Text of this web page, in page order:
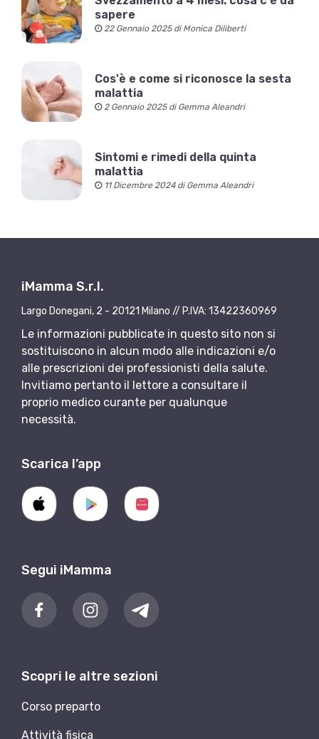
sapere
22 Gennaio 2025 di Monica Diliberti
Cos'è e come si riconosce la sesta
malattia
2 Gennaio 2025 di Gemma Aleandri
Sintomi e rimedi della quinta
malattia
11 Dicembre 2024 di Gemma Aleandri
iMamma S.r.l.
Largo Donegani, 2 - 20121 Milano // P.IVA: 13422360969
Le informazioni pubblicate in questo sito non si
sostituiscono in alcun modo alle indicazioni e/o
alle prescrizioni dei professionisti della salute.
Invitiamo pertanto il lettore a consultare il
proprio medico curante per qualunque
necessità.
Scarica l’app
Segui iMamma
Scopri le altre sezioni
Corso preparto
Attività fisica